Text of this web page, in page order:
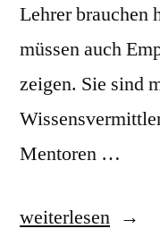
Lehrer brauchen
müssen auch
zeigen. Sie sind
Mentoren …
„Lehrer:
weiterlesen